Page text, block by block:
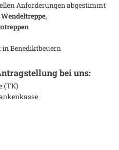
Anforderungen abgestimmt
inBenediktbeuern
bei uns:
(TK)